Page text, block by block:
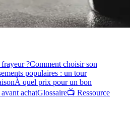
?Comment choisir son
populaires : un tour
À quel prix pour un bon
achatGlossaire📺 Ressource